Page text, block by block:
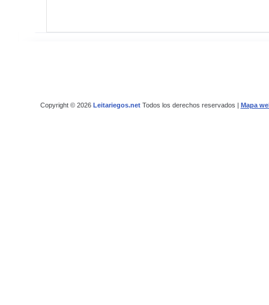
Copyright © 2026 Leitariegos.netTodos los derechos reservados | Mapa